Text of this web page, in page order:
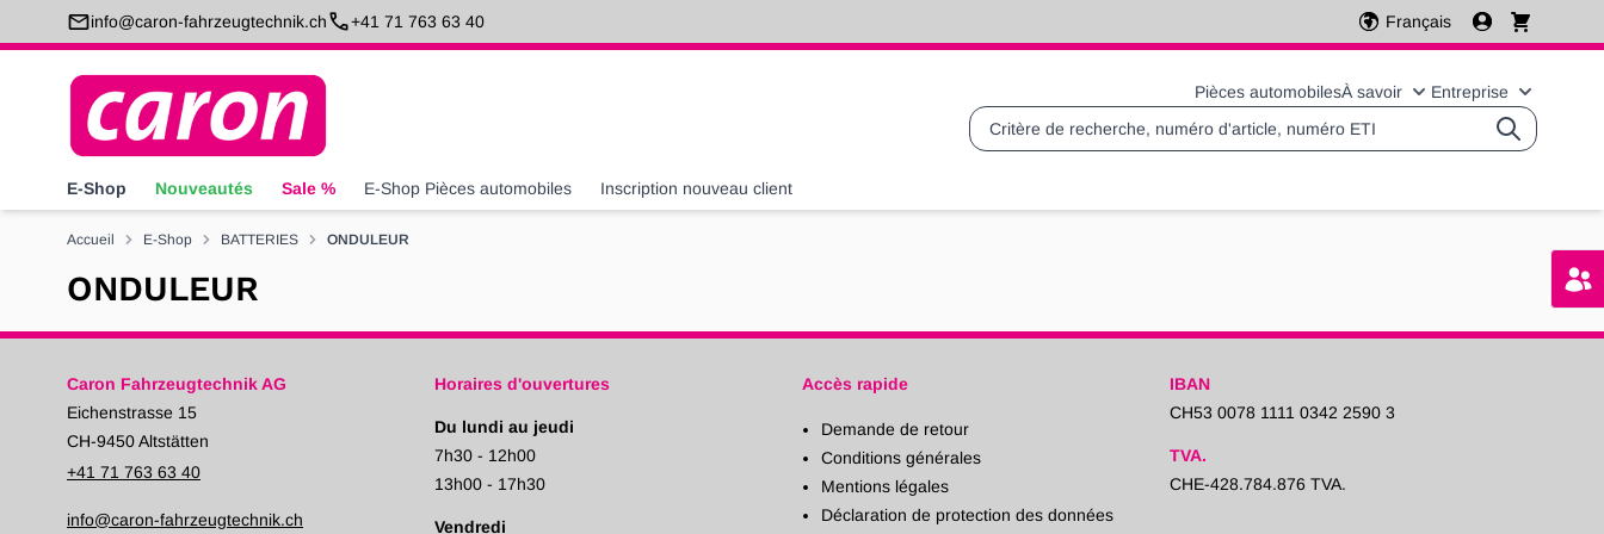
Allez au contenuinfo@caron-fahrzeugtechnik.ch +41 71 763 63 40 Français
Pièces automobilesÀ savoir
Basculer le sous-
Entreprise
Basculer
Recherche
E-Shop Nouveautés Sale % E-Shop Pièces automobiles Inscription nouveau client
Accueil E-Shop BATTERIES ONDULEUR
ONDULEUR
Caron Fahrzeugtechnik AG
Eichenstrasse 15
CH-9450 Altstätten
+41 71 763 63 40
info@caron-fahrzeugtechnik.ch
Horaires d'ouvertures
Du lundi au jeudi
7h30 - 12h00
13h00 - 17h30
Vendredi
Accès rapide
Demande de retour
Conditions générales
Mentions légales
Déclaration de protection des données
IBAN
CH53 0078 1111 0342 2590 3
TVA.
CHE-428.784.876 TVA.